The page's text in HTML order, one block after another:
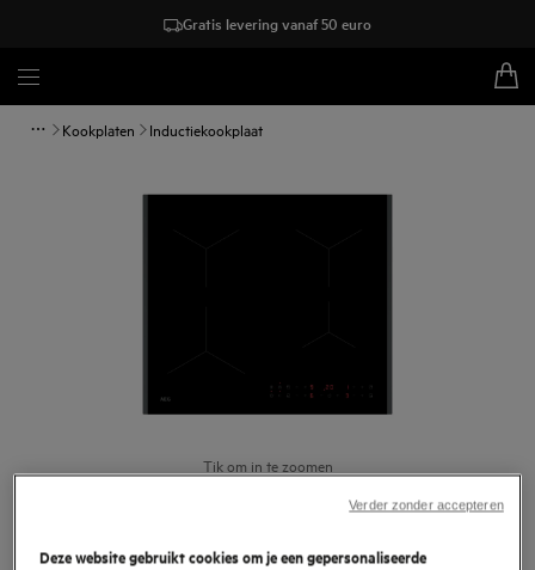
Gratis levering vanaf 50 euro
Kookplaten Inductiekookplaat
Tik om in te zoomen
TN64IA0BFB
Deze website gebruikt cookies om je een gepersonaliseerde
Verder zonder accepteren